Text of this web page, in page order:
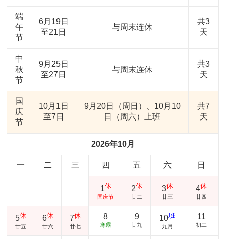
端
午
节
6月19日
至21日
与周末连休
共3
天
中
秋
节
9月25日
至27日
与周末连休
共3
天
国
庆
节
10月1日
至7日
9月20日（周日）、10月10
日（周六）上班
共7
天
2026年10月
一 二 三 四 五 六 日
1休
国庆节
2休
廿二
3休
廿三
4休
廿四
5休
廿五
6休
廿六
7休
廿七
8
寒露
9
廿九
10班
九月
11
初二